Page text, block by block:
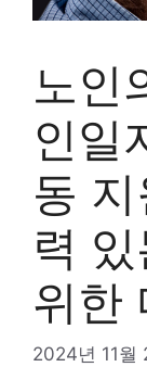
노인
인일
동
력
위한
2024년 11월